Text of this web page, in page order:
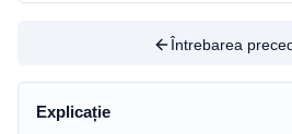
Întrebarea
Explicație